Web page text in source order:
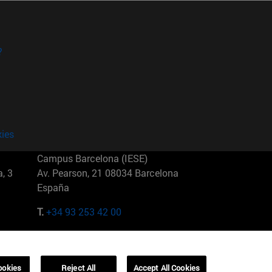
3
Campus Barcelona (IESE)
Av. Pearson, 21 08034 Barcelona
España
T.+34 93 253 42 00
01321001 Bela Vista Brasil
Reject All Accept All Cookies